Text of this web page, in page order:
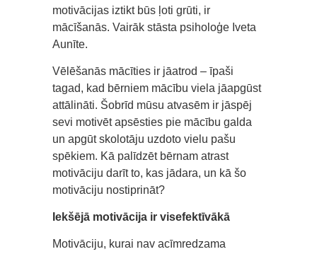
motivācijas iztikt būs ļoti grūti, ir
mācīšanās. Vairāk stāsta psiholoģe Iveta
Aunīte.
Vēlēšanās mācīties ir jāatrod – īpaši
tagad, kad bērniem mācību viela jāapgūst
attālināti. Šobrīd mūsu atvasēm ir jāspēj
sevi motivēt apsēsties pie mācību galda
un apgūt skolotāju uzdoto vielu pašu
spēkiem. Kā palīdzēt bērnam atrast
motivāciju darīt to, kas jādara, un kā šo
motivāciju nostiprināt?
Iekšējā motivācija ir visefektīvākā
Motivāciju, kurai nav acīmredzama